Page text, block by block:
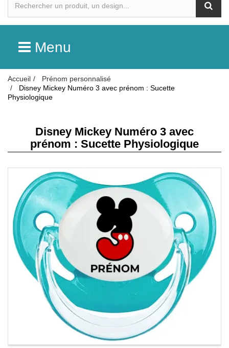
Menu
Accueil
Prénom personnalisé
Disney Mickey Numéro 3 avec prénom : Sucette
Physiologique
Disney Mickey Numéro 3 avec
prénom : Sucette Physiologique